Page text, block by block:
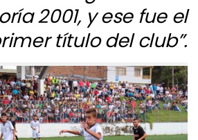
2001, y ese fue el
título del club”.